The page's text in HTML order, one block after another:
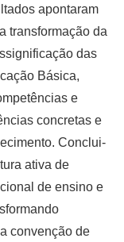
apontaram
transformação da
das
Básica,
e
concretas e
Conclui-
ativa de
de ensino e
convenção de